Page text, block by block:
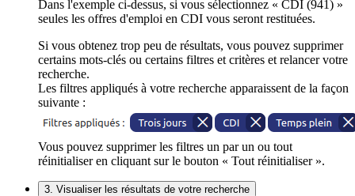
Dans l'exemple ci-dessus, si vous sélectionnez « CDI (941) »
seules les offres d'emploi en CDI vous seront restituées.
Si vous obtenez trop peu de résultats, vous pouvez supprimer
certains mots-clés ou certains filtres et critères et relancer votre
recherche.
Les filtres appliqués à votre recherche apparaissent de la façon
suivante :
Vous pouvez supprimer les filtres un par un ou tout
réinitialiser en cliquant sur le bouton « Tout réinitialiser ».
3. Visualiser les résultats de votre recherche